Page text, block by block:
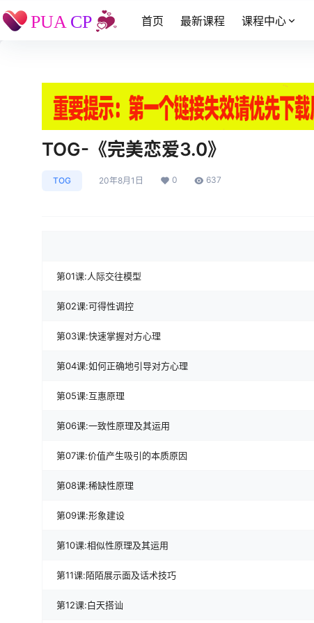
首页 最新课程 课程中心
TOG-《完美恋爱3.0》
TOG 20年8月1日 0 637
第01课:人际交往模型
第02课:可得性调控
第03课:快速掌握对方心理
第04课:如何正确地引导对方心理
第05课:互惠原理
第06课:一致性原理及其运用
第07课:价值产生吸引的本质原因
第08课:稀缺性原理
第09课:形象建设
第10课:相似性原理及其运用
第11课:陌陌展示面及话术技巧
第12课:白天搭讪